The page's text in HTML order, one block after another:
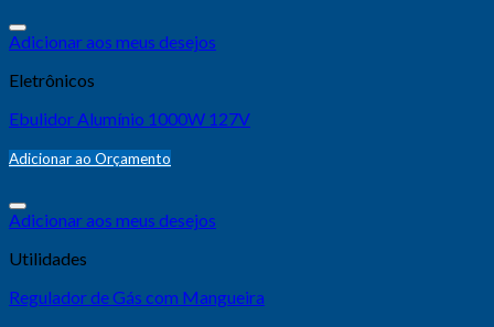
Adicionar aos meus desejos
Eletrônicos
Ebulidor Alumínio 1000W 127V
Adicionar ao Orçamento
Adicionar aos meus desejos
Utilidades
Regulador de Gás com Mangueira